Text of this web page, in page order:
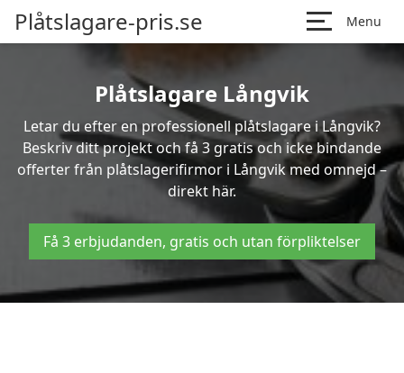
Plåtslagare-pris.se Menu
Plåtslagare Långvik
Letar du efter en professionell plåtslagare i Långvik?
Beskriv ditt projekt och få 3 gratis och icke bindande
offerter från plåtslagerifirmor i Långvik med omnejd –
direkt här.
Få 3 erbjudanden, gratis och utan förpliktelser